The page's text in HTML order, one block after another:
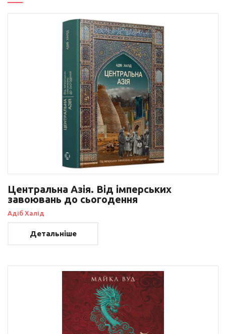
Центральна Азія. Від імперських
завоювань до сьогодення
Адіб Халід
Детальніше